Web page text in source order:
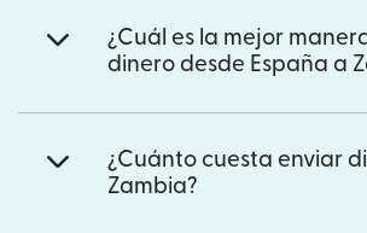
¿Cuál es la mejor
dinero desde España a
¿Cuánto cuesta enviar
Zambia?